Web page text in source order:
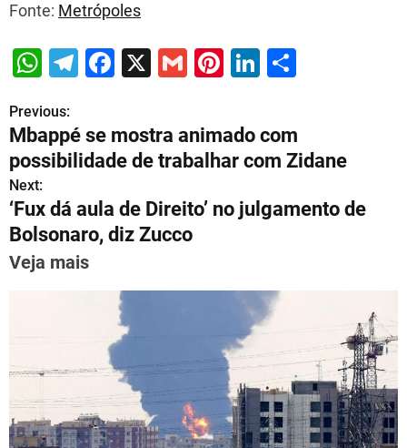
Fonte: Metrópoles
W
at
s
A
p
p
T
e
gr
a
m
F
e
b
o
o
X
G
ai
l
Pi
er
e
st
Li
e
dI
n
e
P
o
s
t
n
i
a
Previous:
Mbappé se mostra animado com
possibilidade de trabalhar com Zidane
Next:
‘Fux dá aula de Direito’ no julgamento de
Bolsonaro, diz Zucco
Veja mais